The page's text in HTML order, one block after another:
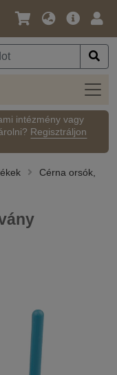
Nyelv
Pénznem
Fő
intézmény vagy
Regisztráljon
Cérna orsók,